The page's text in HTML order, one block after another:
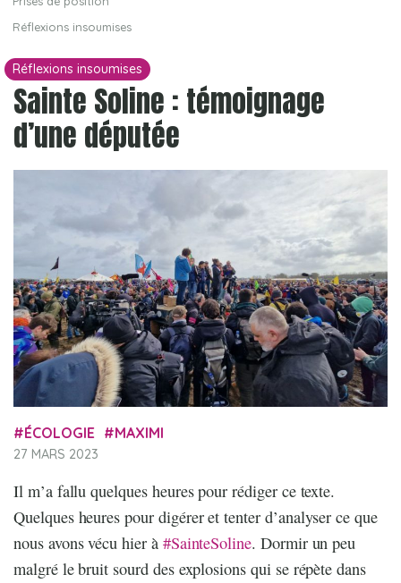
Réflexions insoumises
Réflexions insoumises
Sainte Soline : témoignage
d’une députée
ÉCOLOGIE MAXIMI
27 MARS 2023
Il m’a fallu quelques heures pour rédiger ce texte.
Quelques heures pour digérer et tenter d’analyser ce que
nous avons vécu hier à #SainteSoline. Dormir un peu
malgré le bruit sourd des explosions qui se répète dans